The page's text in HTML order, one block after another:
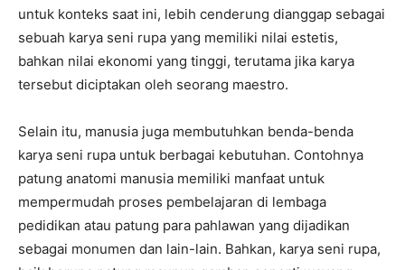
untuk konteks saat ini, lebih cenderung dianggap sebagai
sebuah karya seni rupa yang memiliki nilai estetis,
bahkan nilai ekonomi yang tinggi, terutama jika karya
tersebut diciptakan oleh seorang maestro.
Selain itu, manusia juga membutuhkan benda-benda
karya seni rupa untuk berbagai kebutuhan. Contohnya
patung anatomi manusia memiliki manfaat untuk
mempermudah proses pembelajaran di lembaga
pedidikan atau patung para pahlawan yang dijadikan
sebagai monumen dan lain-lain. Bahkan, karya seni rupa,